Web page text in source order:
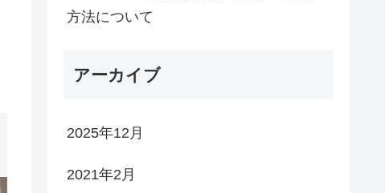
方法について
アーカイブ
2025年12月
2021年2月